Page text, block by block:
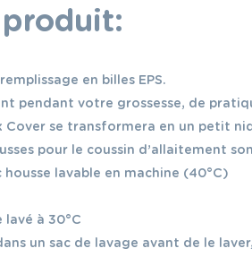
en billes EPS.
pendant votre grossesse, de
Cover se transformera en un petit
pour le coussin d’allaitement
lavable en machine (40°C)
à 30°C
un sac de lavage avant de le